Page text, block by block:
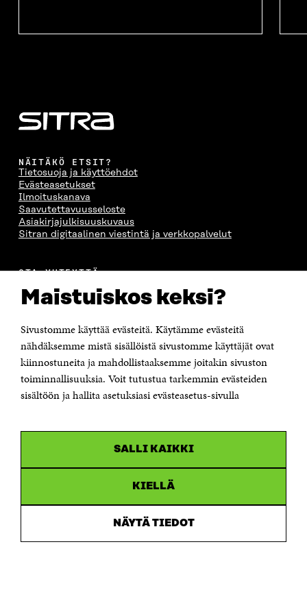
Maistuiskos keksi?
Sivustomme käyttää evästeitä. Käytämme evästeitä
nähdäksemme mistä sisällöistä sivustomme käyttäjät ovat
kiinnostuneita ja mahdollistaaksemme joitakin sivuston
toiminnallisuuksia. Voit tutustua tarkemmin evästeiden
sisältöön ja hallita asetuksiasi evästeasetus-sivulla
SALLI KAIKKI
KIELLÄ
NÄYTÄ TIEDOT
NÄITÄKÖ ETSIT?
Tietosuoja ja käyttöehdot
Evästeasetukset
Ilmoituskanava
Saavutettavuusseloste
Asiakirjajulkisuuskuvaus
Sitran digitaalinen viestintä ja verkkopalvelut
OTA YHTEYTTÄ
Itämerenkatu 11-13, PL 160,
00181 Helsinki
Puhelin +358 294 618 991
Sähköpostiosoite
Saapumisohjeet
Y-tunnus 0202132-3
ikkunassaInstagram